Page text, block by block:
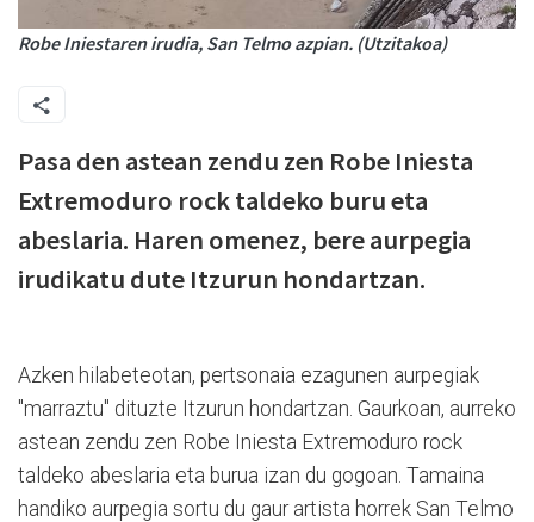
Robe Iniestaren irudia, San Telmo azpian. (Utzitakoa)
Pasa den astean zendu zen Robe Iniesta
Extremoduro rock taldeko buru eta
abeslaria. Haren omenez, bere aurpegia
irudikatu dute Itzurun hondartzan.
Azken hilabeteotan, pertsonaia ezagunen aurpegiak
"marraztu" dituzte Itzurun hondartzan. Gaurkoan, aurreko
astean zendu zen Robe Iniesta Extremoduro rock
taldeko abeslaria eta burua izan du gogoan. Tamaina
handiko aurpegia sortu du gaur artista horrek San Telmo